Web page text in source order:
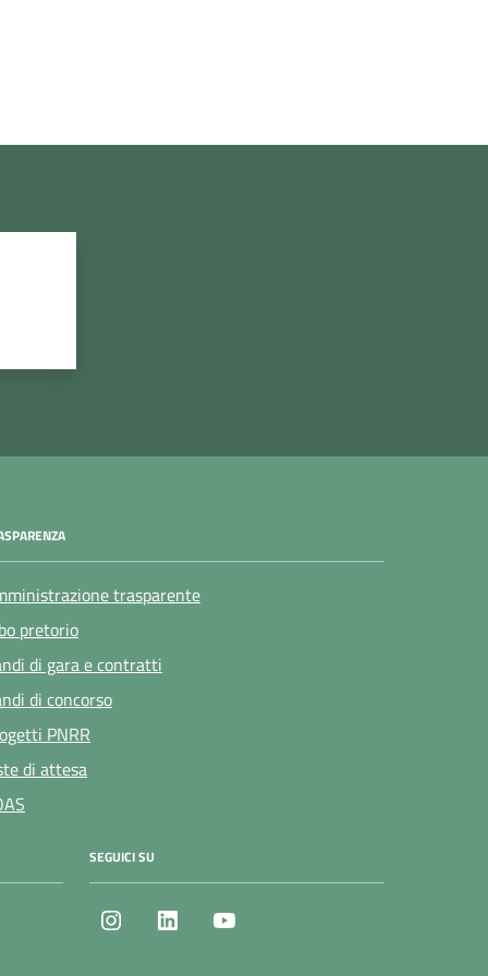
trasparente
pretorio
di gara e contratti
di concorso
PNRR
di attesa
SEGUICI SU
Instagram LinkedIn